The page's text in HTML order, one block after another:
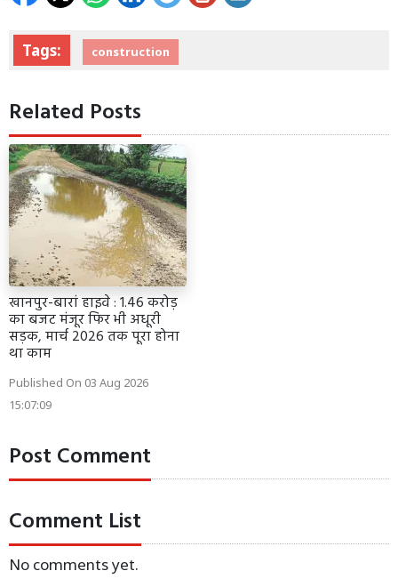
Tags: construction
Related Posts
खानपुर-बारां हाइवे : 1.46 करोड़
का बजट मंजूर फिर भी अधूरी
सड़क, मार्च 2026 तक पूरा होना
था काम
Published On 03 Aug 2026
15:07:09
Post Comment
Comment List
No comments yet.